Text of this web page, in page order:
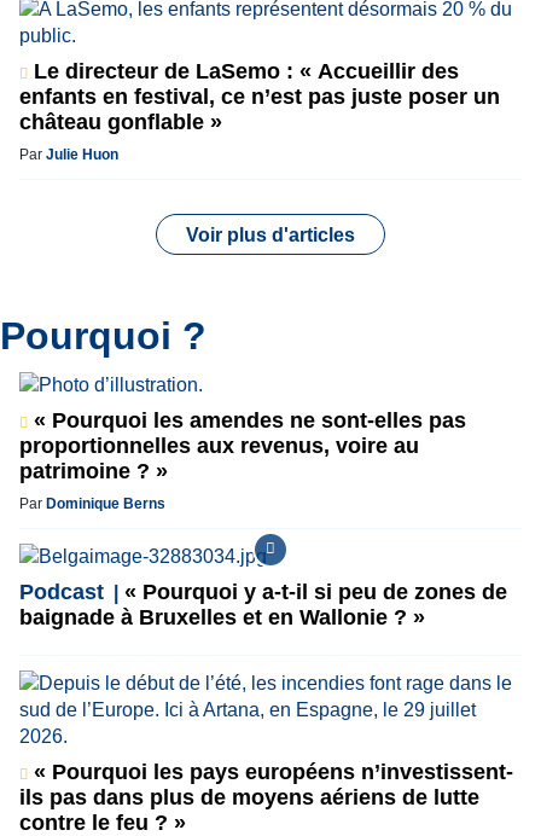
Le directeur de LaSemo : « Accueillir des
enfants en festival, ce n’est pas juste poser un
château gonflable »
Par Julie Huon
Voir plus d'articles
Pourquoi ?
« Pourquoi les amendes ne sont-elles pas
proportionnelles aux revenus, voire au
patrimoine ? »
Par Dominique Berns
Podcast
« Pourquoi y a-t-il si peu de zones de
baignade à Bruxelles et en Wallonie ? »
« Pourquoi les pays européens n’investissent-
ils pas dans plus de moyens aériens de lutte
contre le feu ? »